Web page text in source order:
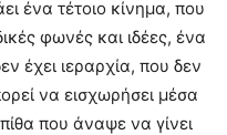
ένα τέτοιο κίνημα, που
φωνές και ιδέες, ένα
έχει ιεραρχία, που δεν
να εισχωρήσει μέσα
που άναψε να γίνει